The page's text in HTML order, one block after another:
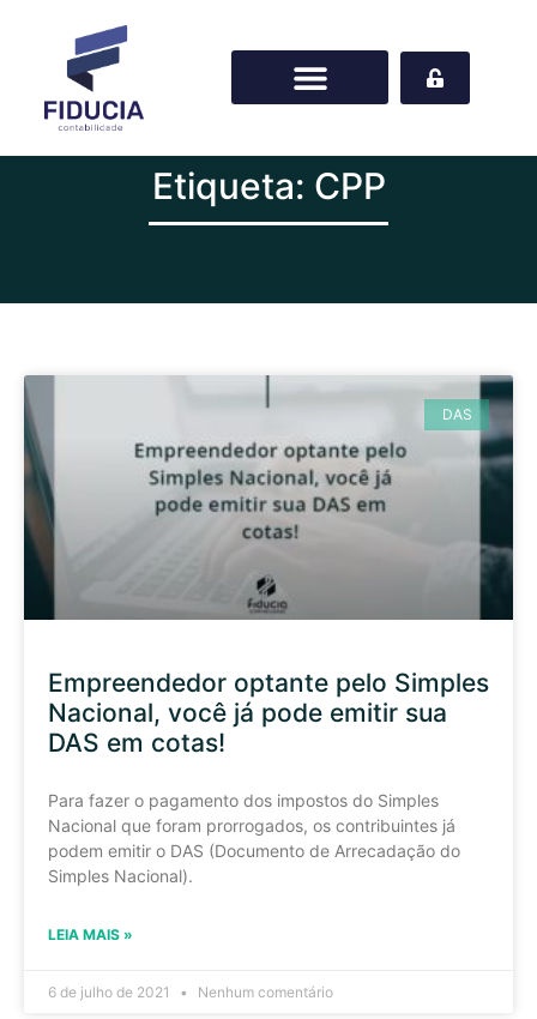
Etiqueta: CPP
DAS
Empreendedor optante pelo Simples
Nacional, você já pode emitir sua
DAS em cotas!
Para fazer o pagamento dos impostos do Simples
Nacional que foram prorrogados, os contribuintes já
podem emitir o DAS (Documento de Arrecadação do
Simples Nacional).
LEIA MAIS »
6 de julho de 2021 Nenhum comentário